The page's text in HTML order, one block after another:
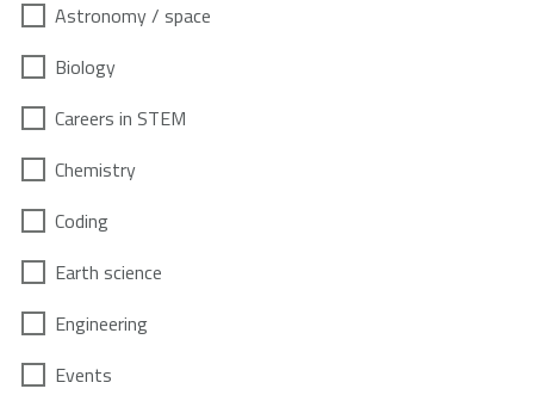
Astronomy / space
Biology
Careers in STEM
Chemistry
Coding
Earth science
Engineering
Events